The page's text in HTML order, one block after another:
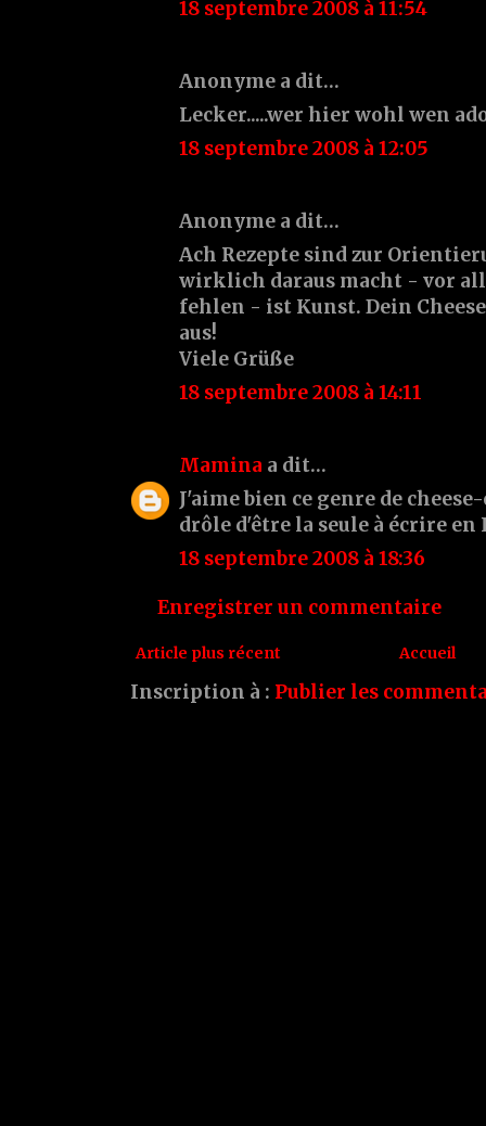
18 septembre 2008 à 11:54
Anonyme a dit…
Lecker.....wer hier wohl wen
18 septembre 2008 à 12:05
Anonyme a dit…
Ach Rezepte sind zur
wirklich daraus macht - vor
fehlen - ist Kunst. Dein
aus!
Viele Grüße
18 septembre 2008 à 14:11
Mamina a dit…
J'aime bien ce genre de
drôle d'être la seule à écrire en
18 septembre 2008 à 18:36
Enregistrer un commentaire
Article plus récent Accueil
Inscription à : Publier les